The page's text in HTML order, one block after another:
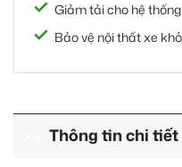
Giảm tải cho hệ
Bảo vệ nội thất xe
Thông tin chi tiết